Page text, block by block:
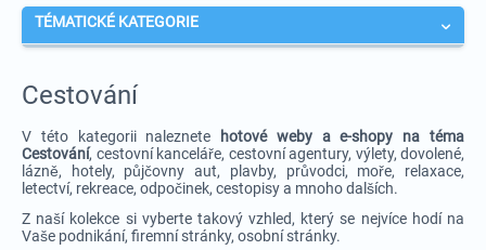
TÉMATICKÉ KATEGORIE
Cestování
V této kategorii naleznete
hotové weby a e-shopy na téma
Cestování, cestovní kanceláře, cestovní agentury, výlety, dovolené,
lázně, hotely, půjčovny aut, plavby, průvodci, moře, relaxace,
letectví, rekreace, odpočinek, cestopisy a mnoho dalších.
Z naší kolekce si vyberte takový vzhled, který se nejvíce hodí na
Vaše podnikání, firemní stránky, osobní stránky.